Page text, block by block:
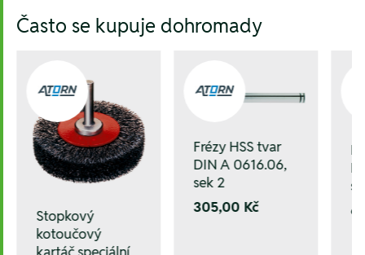
Často se kupuje dohromady
Stopkový
kotoučový
Frézy HSS tvar
DIN A 0616.06,
sek 2
305,00 Kč